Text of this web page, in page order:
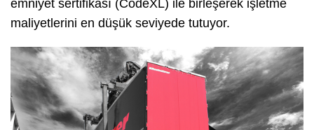
emniyet sertifikası (CodeXL) ile birleşerek işletme
maliyetlerini en düşük seviyede tutuyor.